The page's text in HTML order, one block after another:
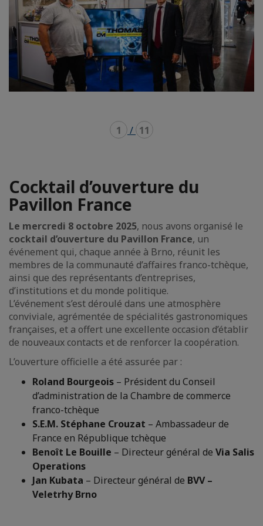
1 / 11
Cocktail d’ouverture du
Pavillon France
Le mercredi 8 octobre 2025, nous avons organisé le
cocktail d’ouverture du Pavillon France, un
événement qui, chaque année à Brno, réunit les
membres de la communauté d’affaires franco-tchèque,
ainsi que des représentants d’entreprises,
d’institutions et du monde politique.
L’événement s’est déroulé dans une atmosphère
conviviale, agrémentée de spécialités gastronomiques
françaises, et a offert une excellente occasion d’établir
de nouveaux contacts et de renforcer la coopération.
L’ouverture officielle a été assurée par :
Roland Bourgeois – Président du Conseil
d’administration de la Chambre de commerce
franco-tchèque
S.E.M. Stéphane Crouzat – Ambassadeur de
France en République tchèque
Benoît Le Bouille – Directeur général de Via Salis
Operations
Jan Kubata – Directeur général de BVV –
Veletrhy Brno